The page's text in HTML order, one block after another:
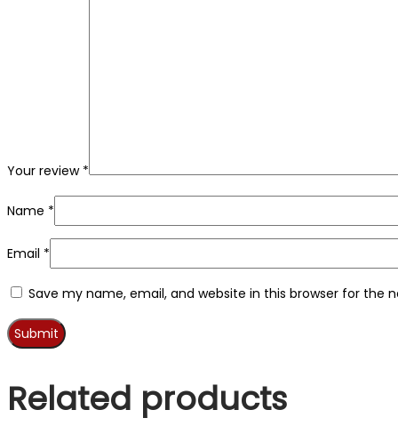
Your review *
Name *
Email *
Save my name, email, and website in this browser for the
Related products